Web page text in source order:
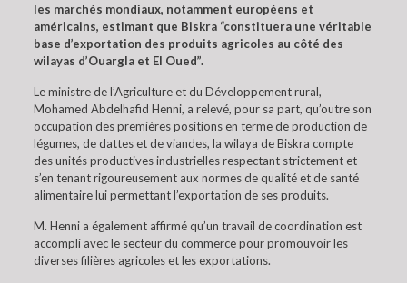
les marchés mondiaux, notamment européens et
américains, estimant que Biskra “constituera une véritable
base d’exportation des produits agricoles au côté des
wilayas d’Ouargla et El Oued”.
Le ministre de l’Agriculture et du Développement rural,
Mohamed Abdelhafid Henni, a relevé, pour sa part, qu’outre son
occupation des premières positions en terme de production de
légumes, de dattes et de viandes, la wilaya de Biskra compte
des unités productives industrielles respectant strictement et
s’en tenant rigoureusement aux normes de qualité et de santé
alimentaire lui permettant l’exportation de ses produits.
M. Henni a également affirmé qu’un travail de coordination est
accompli avec le secteur du commerce pour promouvoir les
diverses filières agricoles et les exportations.